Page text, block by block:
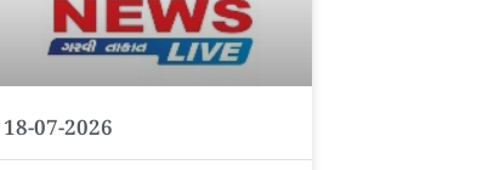
18-07-2026